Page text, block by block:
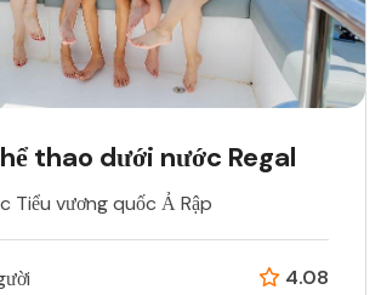
thao dưới nước Regal
Tiểu vương quốc Ả Rập
4.08